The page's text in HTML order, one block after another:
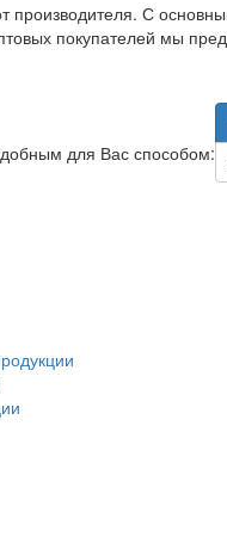
С
покупателей мы
для Вас способом: